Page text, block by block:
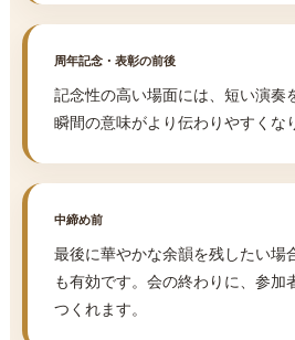
周年記念・表彰の前後
記念性の高い場面には、短い演奏
瞬間の意味がより伝わりやすくな
中締め前
最後に華やかな余韻を残したい場
も有効です。会の終わりに、参加
つくれます。